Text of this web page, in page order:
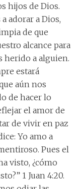
hijos de Dios.
adorar a Dios,
de que
alcance para
herido a alguien.
estará
aún nos
de hacer lo
el amor de
de vivir en paz
Yo amo a
Pues el
visto, ¿cómo
1 Juan 4:20.